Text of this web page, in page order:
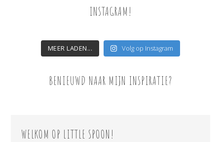
INSTAGRAM!
MEER LADEN... Volg op Instagram
BENIEUWD NAAR MIJN INSPIRATIE?
WELKOM OP LITTLE SPOON!